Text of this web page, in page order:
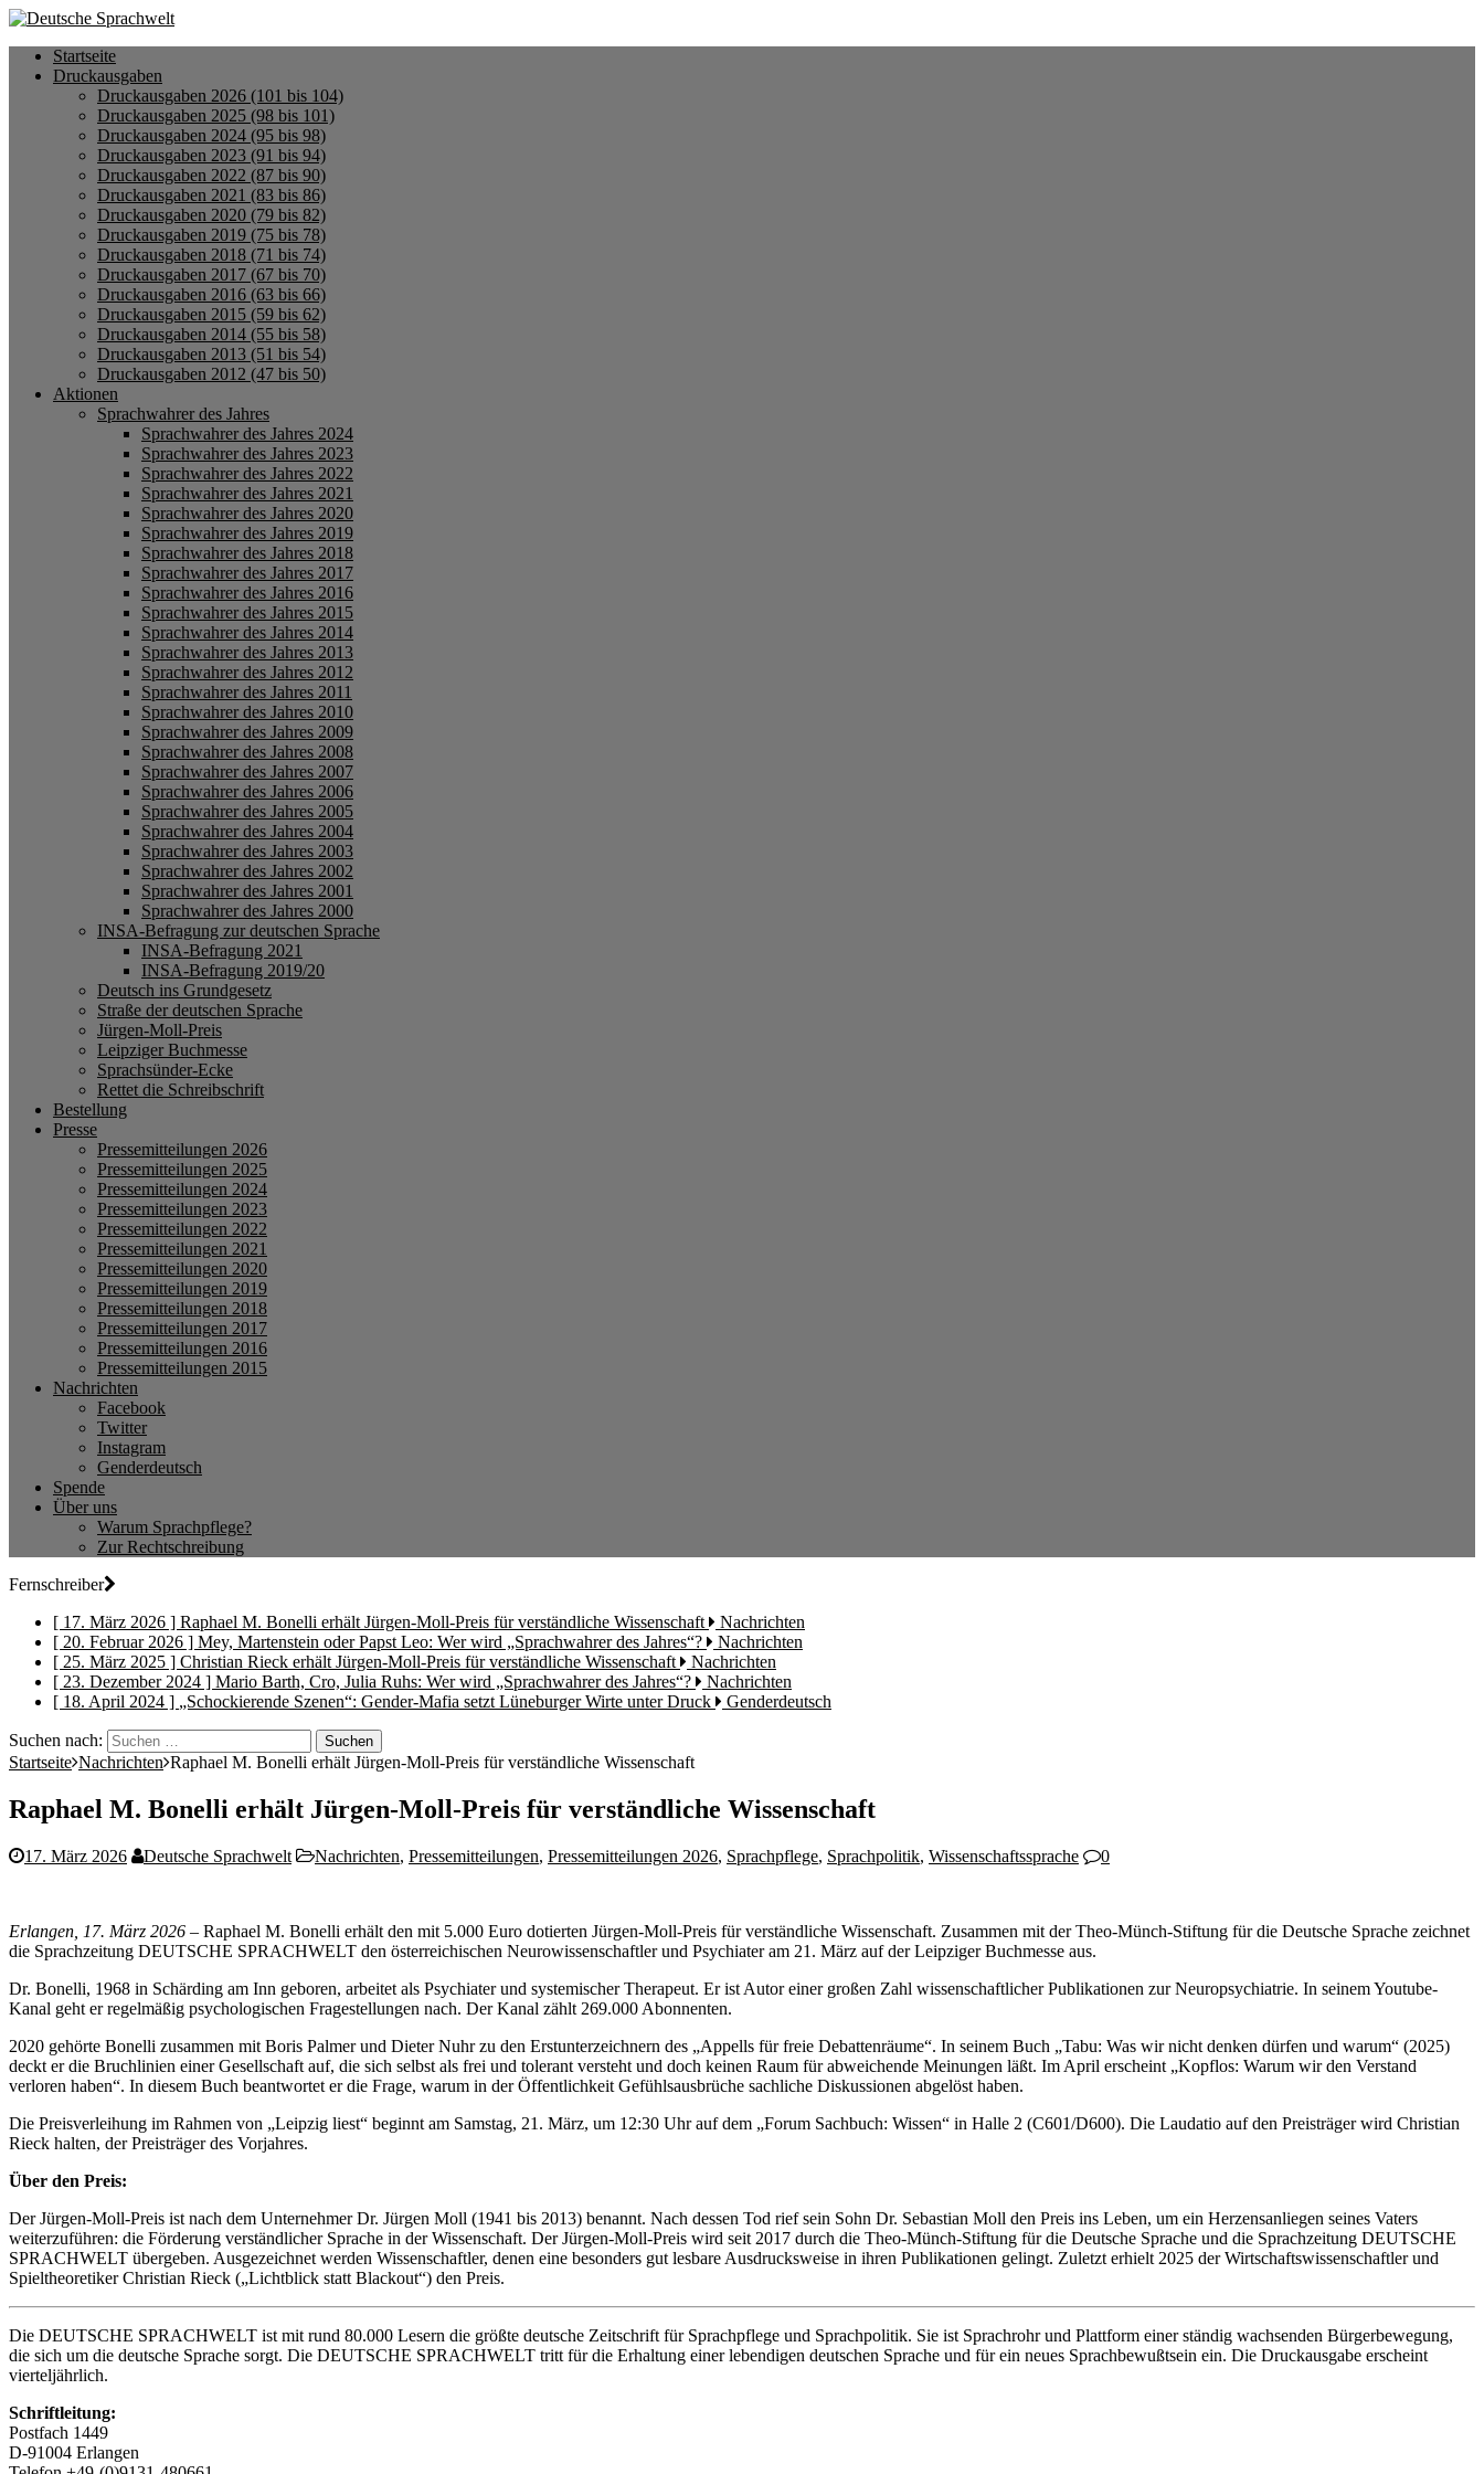
Startseite
Druckausgaben
Druckausgaben 2026 (101 bis 104)
Druckausgaben 2025 (98 bis 101)
Druckausgaben 2024 (95 bis 98)
Druckausgaben 2023 (91 bis 94)
Druckausgaben 2022 (87 bis 90)
Druckausgaben 2021 (83 bis 86)
Druckausgaben 2020 (79 bis 82)
Druckausgaben 2019 (75 bis 78)
Druckausgaben 2018 (71 bis 74)
Druckausgaben 2017 (67 bis 70)
Druckausgaben 2016 (63 bis 66)
Druckausgaben 2015 (59 bis 62)
Druckausgaben 2014 (55 bis 58)
Druckausgaben 2013 (51 bis 54)
Druckausgaben 2012 (47 bis 50)
Aktionen
Sprachwahrer des Jahres
Sprachwahrer des Jahres 2024
Sprachwahrer des Jahres 2023
Sprachwahrer des Jahres 2022
Sprachwahrer des Jahres 2021
Sprachwahrer des Jahres 2020
Sprachwahrer des Jahres 2019
Sprachwahrer des Jahres 2018
Sprachwahrer des Jahres 2017
Sprachwahrer des Jahres 2016
Sprachwahrer des Jahres 2015
Sprachwahrer des Jahres 2014
Sprachwahrer des Jahres 2013
Sprachwahrer des Jahres 2012
Sprachwahrer des Jahres 2011
Sprachwahrer des Jahres 2010
Sprachwahrer des Jahres 2009
Sprachwahrer des Jahres 2008
Sprachwahrer des Jahres 2007
Sprachwahrer des Jahres 2006
Sprachwahrer des Jahres 2005
Sprachwahrer des Jahres 2004
Sprachwahrer des Jahres 2003
Sprachwahrer des Jahres 2002
Sprachwahrer des Jahres 2001
Sprachwahrer des Jahres 2000
INSA-Befragung zur deutschen Sprache
INSA-Befragung 2021
INSA-Befragung 2019/20
Deutsch ins Grundgesetz
Straße der deutschen Sprache
Jürgen-Moll-Preis
Leipziger Buchmesse
Sprachsünder-Ecke
Rettet die Schreibschrift
Bestellung
Presse
Pressemitteilungen 2026
Pressemitteilungen 2025
Pressemitteilungen 2024
Pressemitteilungen 2023
Pressemitteilungen 2022
Pressemitteilungen 2021
Pressemitteilungen 2020
Pressemitteilungen 2019
Pressemitteilungen 2018
Pressemitteilungen 2017
Pressemitteilungen 2016
Pressemitteilungen 2015
Nachrichten
Facebook
Twitter
Instagram
Genderdeutsch
Spende
Über uns
Warum Sprachpflege?
Zur Rechtschreibung
Fernschreiber
[ 17. März 2026 ] Raphael M. Bonelli erhält Jürgen-Moll-Preis für verständliche Wissenschaft
Nachrichten
[ 20. Februar 2026 ] Mey, Martenstein oder Papst Leo: Wer wird „Sprachwahrer des Jahres“?
Nachrichten
[ 25. März 2025 ] Christian Rieck erhält Jürgen-Moll-Preis für verständliche Wissenschaft
Nachrichten
[ 23. Dezember 2024 ] Mario Barth, Cro, Julia Ruhs: Wer wird „Sprachwahrer des Jahres“?
Nachrichten
[ 18. April 2024 ] „Schockierende Szenen“: Gender-Mafia setzt Lüneburger Wirte unter Druck Genderdeutsch
Suchen nach:
Startseite Nachrichten Raphael M. Bonelli erhält Jürgen-Moll-Preis für verständliche Wissenschaft
Raphael M. Bonelli erhält Jürgen-Moll-Preis für verständliche Wissenschaft
17. März 2026 Deutsche Sprachwelt Nachrichten, Pressemitteilungen, Pressemitteilungen 2026, Sprachpflege, Sprachpolitik, Wissenschaftssprache 0
Erlangen, 17. März 2026 – Raphael M. Bonelli erhält den mit 5.000 Euro dotierten Jürgen-Moll-Preis für verständliche Wissenschaft. Zusammen mit der Theo-Münch-Stiftung für die Deutsche Sprache zeichnet
die Sprachzeitung DEUTSCHE SPRACHWELT den österreichischen Neurowissenschaftler und Psychiater am 21. März auf der Leipziger Buchmesse aus.
Dr. Bonelli, 1968 in Schärding am Inn geboren, arbeitet als Psychiater und systemischer Therapeut. Er ist Autor einer großen Zahl wissenschaftlicher Publikationen zur Neuropsychiatrie. In seinem Youtube-
Kanal geht er regelmäßig psychologischen Fragestellungen nach. Der Kanal zählt 269.000 Abonnenten.
2020 gehörte Bonelli zusammen mit Boris Palmer und Dieter Nuhr zu den Erstunterzeichnern des „Appells für freie Debattenräume“. In seinem Buch „Tabu: Was wir nicht denken dürfen und warum“ (2025)
deckt er die Bruchlinien einer Gesellschaft auf, die sich selbst als frei und tolerant versteht und doch keinen Raum für abweichende Meinungen läßt. Im April erscheint „Kopflos: Warum wir den Verstand
verloren haben“. In diesem Buch beantwortet er die Frage, warum in der Öffentlichkeit Gefühlsausbrüche sachliche Diskussionen abgelöst haben.
Die Preisverleihung im Rahmen von „Leipzig liest“ beginnt am Samstag, 21. März, um 12:30 Uhr auf dem „Forum Sachbuch: Wissen“ in Halle 2 (C601/D600). Die Laudatio auf den Preisträger wird Christian
Rieck halten, der Preisträger des Vorjahres.
Über den Preis:
Der Jürgen-Moll-Preis ist nach dem Unternehmer Dr. Jürgen Moll (1941 bis 2013) benannt. Nach dessen Tod rief sein Sohn Dr. Sebastian Moll den Preis ins Leben, um ein Herzensanliegen seines Vaters
weiterzuführen: die Förderung verständlicher Sprache in der Wissenschaft. Der Jürgen-Moll-Preis wird seit 2017 durch die Theo-Münch-Stiftung für die Deutsche Sprache und die Sprachzeitung DEUTSCHE
SPRACHWELT übergeben. Ausgezeichnet werden Wissenschaftler, denen eine besonders gut lesbare Ausdrucksweise in ihren Publikationen gelingt. Zuletzt erhielt 2025 der Wirtschaftswissenschaftler und
Spieltheoretiker Christian Rieck („Lichtblick statt Blackout“) den Preis.
Die DEUTSCHE SPRACHWELT ist mit rund 80.000 Lesern die größte deutsche Zeitschrift für Sprachpflege und Sprachpolitik. Sie ist Sprachrohr und Plattform einer ständig wachsenden Bürgerbewegung,
die sich um die deutsche Sprache sorgt. Die DEUTSCHE SPRACHWELT tritt für die Erhaltung einer lebendigen deutschen Sprache und für ein neues Sprachbewußtsein ein. Die Druckausgabe erscheint
vierteljährlich.
Schriftleitung:
Postfach 1449
D-91004 Erlangen